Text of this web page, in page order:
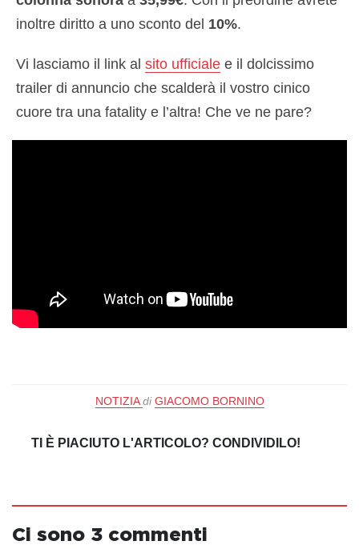
inoltre diritto a uno sconto del 10%.
Vi lasciamo il link al sito ufficiale e il dolcissimo
trailer di annuncio che scalderà il vostro cinico
cuore tra una fatality e l’altra! Che ve ne pare?
NOTIZIA di GIACOMO BORNINO
TI È PIACIUTO L'ARTICOLO? CONDIVIDILO!
Ci sono 3 commenti